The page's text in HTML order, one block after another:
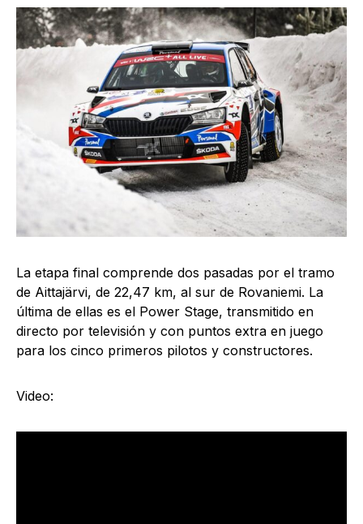
La etapa final comprende dos pasadas por el tramo
de Aittajärvi, de 22,47 km, al sur de Rovaniemi. La
última de ellas es el Power Stage, transmitido en
directo por televisión y con puntos extra en juego
para los cinco primeros pilotos y constructores.
Video: